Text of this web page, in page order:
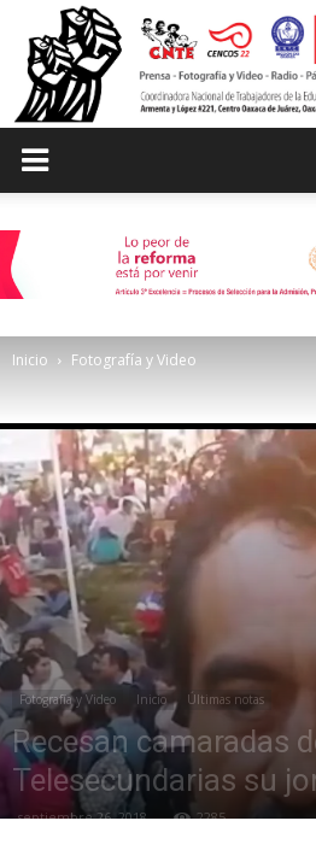
de
Inicio Fotografía y Video
Fotografía y Video Inicio Últimas notas
Recesan camaradas
Telesecundarias su
septiembre 26, 2018 2285